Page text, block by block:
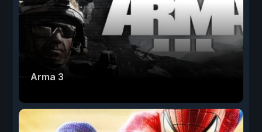
Arma 3